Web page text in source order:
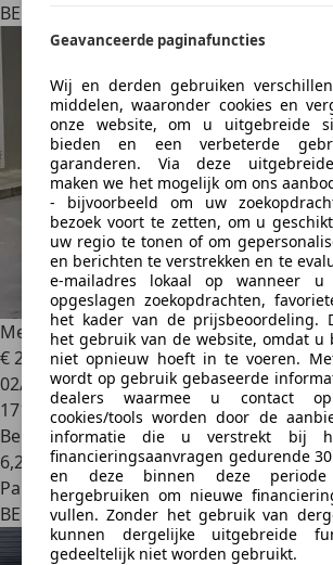
BE 3201
Mercedes-Benz A 150A 150 Avantgarde
€ 2.500
02/2005
171.242 km
Benzine
6,2 l/100 km (comb.)
Particulier
BE 3920Lommel
Geavanceerde paginafuncties
Wij en derden gebruiken
middelen, waaronder cookies en
onze website, om u uitgebreide
bieden en een verbeterde
garanderen. Via deze
maken we het mogelijk om ons
- bijvoorbeeld om uw
bezoek voort te zetten, om u
uw regio te tonen of om
en berichten te verstrekken en te
e-mailadres lokaal op wanneer
opgeslagen zoekopdrachten,
het kader van de prijsbeoordeling.
het gebruik van de website, omdat u
niet opnieuw hoeft in te voeren.
wordt op gebruik gebaseerde
dealers waarmee u contact
cookies/tools worden door de
informatie die u verstrekt bij
financieringsaanvragen gedurende
en deze binnen deze periode
hergebruiken om nieuwe
vullen. Zonder het gebruik van
kunnen dergelijke uitgebreide
gedeeltelijk niet worden gebruikt.